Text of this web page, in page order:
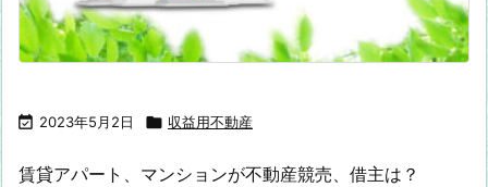
 2023年5月2日  収益用不動産
賃貸アパート、マンションが不動産競売、借主は？